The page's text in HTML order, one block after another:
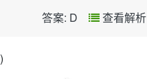
答案: D 查看解析